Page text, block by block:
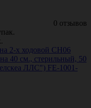
0 отзывов
2-х ходовой СН06
40 см., стерильный, 50
ЛЛС") FE-1001-